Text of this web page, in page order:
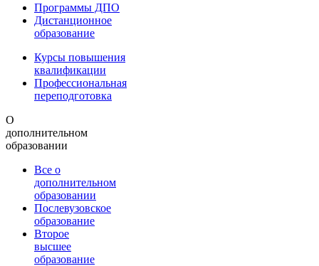
Программы ДПО
Дистанционное
образование
Курсы повышения
квалификации
Профессиональная
переподготовка
О
дополнительном
образовании
Все о
дополнительном
образовании
Послевузовское
образование
Второе
высшее
образование